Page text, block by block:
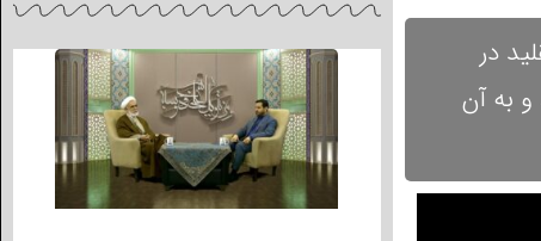
: 1.چرا مراجع تقلید در
خوب باشد و به آن